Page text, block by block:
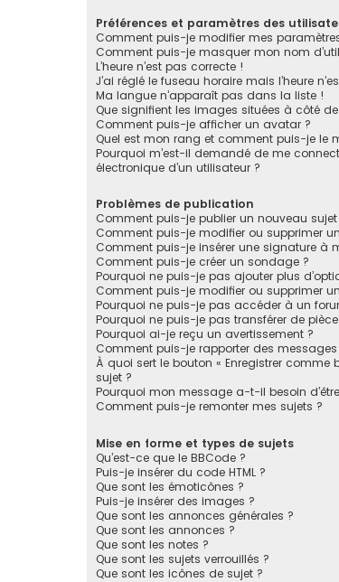
Préférences et paramètres des
Comment puis-je modifier mes
Comment puis-je masquer mon nom
L’heure n’est pas correcte !
J’ai réglé le fuseau horaire mais l’heure
Ma langue n’apparaît pas dans la liste !
Que signifient les images situées à côté
Comment puis-je afficher un avatar ?
Quel est mon rang et comment puis-je le
Pourquoi m’est-il demandé de me
électronique d’un utilisateur ?
Problèmes de publication
Comment puis-je publier un nouveau sujet
Comment puis-je modifier ou supprimer
Comment puis-je insérer une signature à
Comment puis-je créer un sondage ?
Pourquoi ne puis-je pas ajouter plus
Comment puis-je modifier ou supprimer
Pourquoi ne puis-je pas accéder à un
Pourquoi ne puis-je pas transférer de
Pourquoi ai-je reçu un avertissement ?
Comment puis-je rapporter des
À quoi sert le bouton « Enregistrer
sujet ?
Pourquoi mon message a-t-il besoin
Comment puis-je remonter mes sujets ?
Mise en forme et types de sujets
Qu’est-ce que le BBCode ?
Puis-je insérer du code HTML ?
Que sont les émoticônes ?
Puis-je insérer des images ?
Que sont les annonces générales ?
Que sont les annonces ?
Que sont les notes ?
Que sont les sujets verrouillés ?
Que sont les icônes de sujet ?